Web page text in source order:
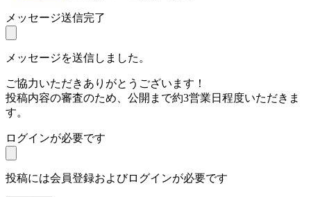
メッセージ送信完了
メッセージを送信しました。
ご協力いただきありがとうございます！
投稿内容の審査のため、公開まで約3営業日程度いただきま
す。
ログインが必要です
投稿には会員登録およびログインが必要です